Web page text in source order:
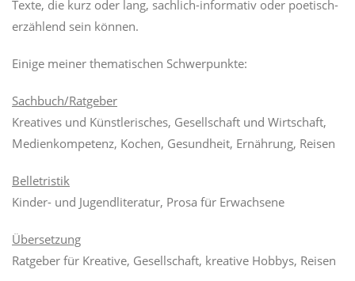
Texte, die kurz oder lang, sachlich-informativ oder poetisch-
erzählend sein können.
Einige meiner thematischen Schwerpunkte:
Sachbuch/Ratgeber
Kreatives und Künstlerisches, Gesellschaft und Wirtschaft,
Medienkompetenz, Kochen, Gesundheit, Ernährung, Reisen
Belletristik
Kinder- und Jugendliteratur, Prosa für Erwachsene
Übersetzung
Ratgeber für Kreative, Gesellschaft, kreative Hobbys, Reisen